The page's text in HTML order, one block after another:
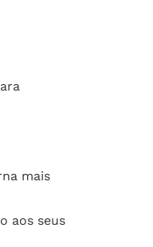
mais
aos seus